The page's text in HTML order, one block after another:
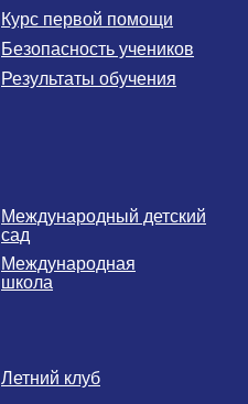
Результаты обучения
Безопасность учеников
Курс первой помощи
Международная
школа
Международный детский
сад
Летний клуб